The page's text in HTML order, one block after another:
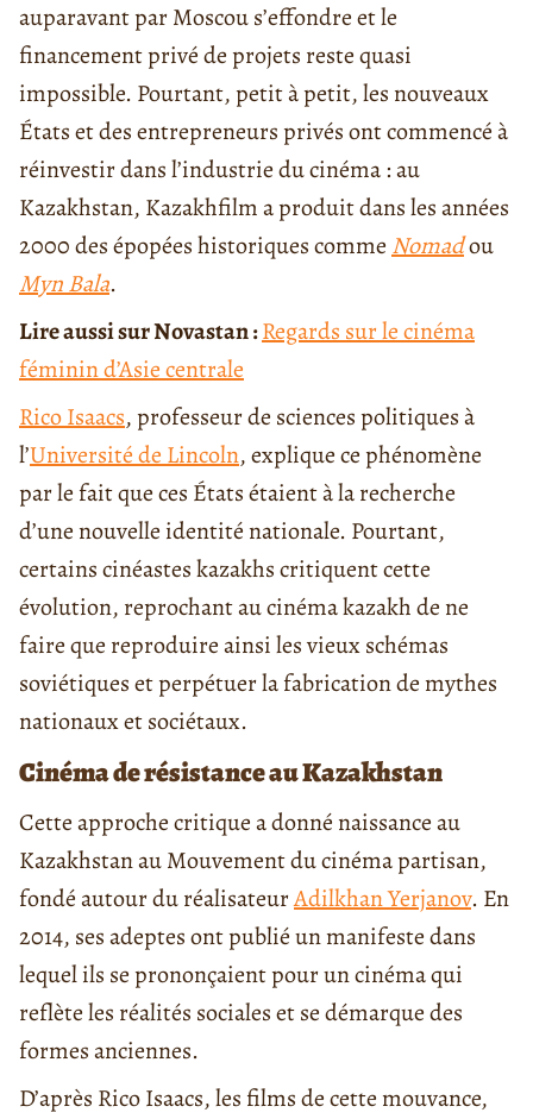
auparavant par Moscou s’effondre et le
financement privé de projets reste quasi
impossible. Pourtant, petit à petit, les nouveaux
États et des entrepreneurs privés ont commencé à
réinvestir dans l’industrie du cinéma : au
Kazakhstan, Kazakhfilm a produit dans les années
2000 des épopées historiques commeNomadou
Myn Bala.
Lire aussi sur Novastan :Regards sur le cinéma
féminin d’Asie centrale
Rico Isaacs, professeur de sciences politiques à
l’Université de Lincoln, explique ce phénomène
par le fait que ces États étaient à la recherche
d’une nouvelle identité nationale. Pourtant,
certains cinéastes kazakhs critiquent cette
évolution, reprochant au cinéma kazakh de ne
faire que reproduire ainsi les vieux schémas
soviétiques et perpétuer la fabrication de mythes
nationaux et sociétaux.
Cinéma de résistance au Kazakhstan
Cette approche critique a donné naissance au
Kazakhstan au Mouvement du cinéma partisan,
fondé autour du réalisateurAdilkhan Yerjanov. En
2014, ses adeptes ont publié un manifeste dans
lequel ils se prononçaient pour un cinéma qui
reflète les réalités sociales et se démarque des
formes anciennes.
D’après Rico Isaacs, les films de cette mouvance,